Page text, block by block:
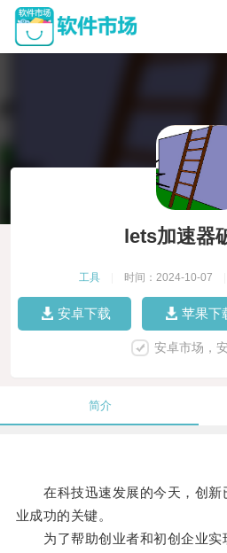
lets加速器
工具 时间：2024-10-07
安卓下载 苹果下
安卓市场，
简介
在科技迅速发展的今天，创新
业成功的关键。
为了帮助创业者和初创企业实